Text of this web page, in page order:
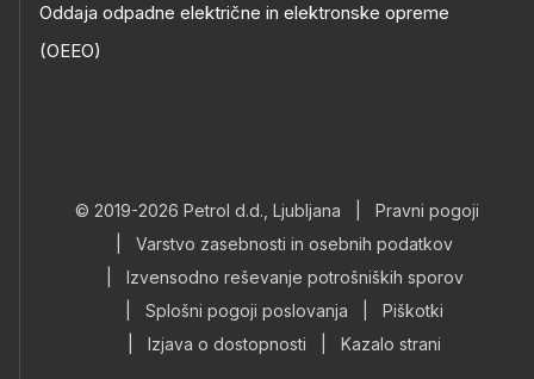
Oddaja odpadne električne in elektronske opreme
(OEEO)
© 2019-2026 Petrol d.d., Ljubljana
Pravni pogoji
Varstvo zasebnosti in osebnih podatkov
Izvensodno reševanje potrošniških sporov
Splošni pogoji poslovanja
Piškotki
Izjava o dostopnosti Kazalo strani